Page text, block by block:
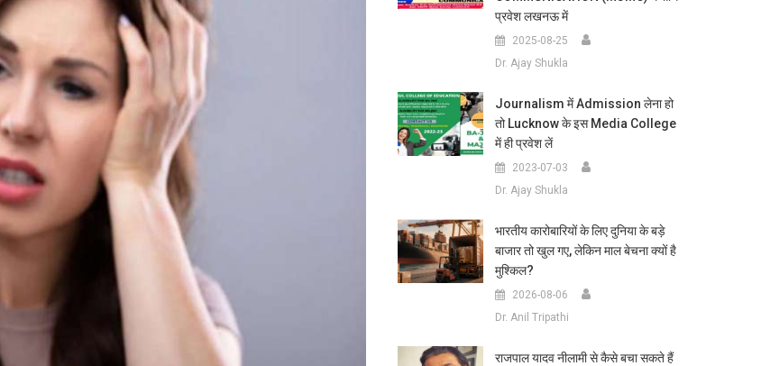
प्रवेश लखनऊ में
2025-08-25
Dr. Ajay Shukla
Journalism में Admission लेना हो
तो Lucknow के इस Media College
में ही प्रवेश लें
2023-07-03
Dr. Ajay Shukla
भारतीय कारोबारियों के लिए दुनिया के बड़े
बाजार तो खुल गए, लेकिन माल बेचना क्यों है
मुश्किल?
2026-08-06
Dr. Anil Tripathi
राजपाल यादव नीलामी से कैसे बचा सकते हैं